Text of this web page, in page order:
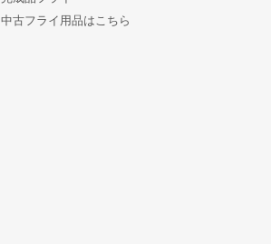
中古フライ用品はこちら